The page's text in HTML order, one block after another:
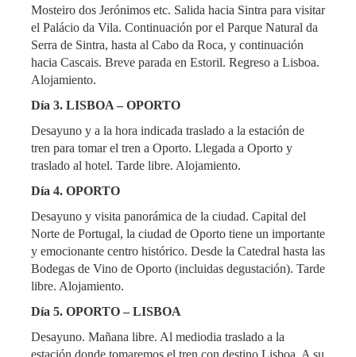
Mosteiro dos Jerónimos etc. Salida hacia Sintra para visitar
el Palácio da Vila. Continuación por el Parque Natural da
Serra de Sintra, hasta al Cabo da Roca, y continuación
hacia Cascais. Breve parada en Estoril. Regreso a Lisboa.
Alojamiento.
Día 3. LISBOA – OPORTO
Desayuno y a la hora indicada traslado a la estación de
tren para tomar el tren a Oporto. Llegada a Oporto y
traslado al hotel. Tarde libre. Alojamiento.
Día 4. OPORTO
Desayuno y visita panorámica de la ciudad. Capital del
Norte de Portugal, la ciudad de Oporto tiene un importante
y emocionante centro histórico. Desde la Catedral hasta las
Bodegas de Vino de Oporto (incluidas degustación). Tarde
libre. Alojamiento.
Día 5. OPORTO – LISBOA
Desayuno. Mañana libre. Al mediodia traslado a la
estación donde tomaremos el tren con destino Lisboa. A su